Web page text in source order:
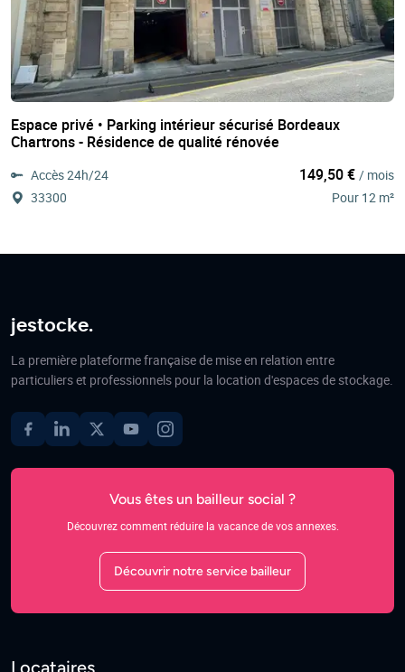
Espace privé • Parking intérieur sécurisé Bordeaux
Chartrons - Résidence de qualité rénovée
Accès 24h/24
33300
149,50 € / mois
Pour 12 m²
jestocke.
La première plateforme française de mise en relation entre
particuliers et professionnels pour la location d'espaces de stockage.
Vous êtes un bailleur social ?
Découvrez comment réduire la vacance de vos annexes.
Découvrir notre service bailleur
Locataires